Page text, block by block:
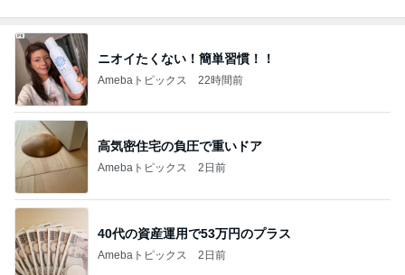
ニオイたくない！簡単習慣！！
Amebaトピックス 22時間前
高気密住宅の負圧で重いドア
Amebaトピックス 2日前
40代の資産運用で53万円のプラス
Amebaトピックス 2日前